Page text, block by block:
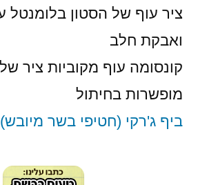
ציר עוף של הסטון בלומנטל
ואבקת חלב
קונסומה עוף מקוביות ציר
מופשרות בחיתול
ביף ג'רקי (חטיפי בשר מיובש)